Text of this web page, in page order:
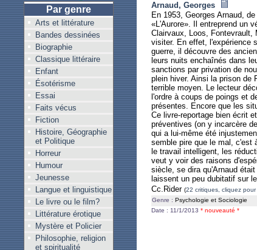
Par genre
Arts et littérature
Bandes dessinées
Biographie
Classique littéraire
Enfant
Ésotérisme
Essai
Faits vécus
Fiction
Histoire, Géographie
et Politique
Horreur
Humour
Jeunesse
Langue et linguistique
Le livre ou le film?
Littérature érotique
Mystère et Policier
Philosophie, religion
et spiritualité
Arnaud, Georges
En 1953, Georges Arnaud,
«L'Aurore». Il entreprend un
Clairvaux, Loos, Fontevrault,
visiter. En effet, l'expérience
guerre, il découvre des
leurs nuits enchaînés dans
sanctions par privation de
plein hiver. Ainsi la prison de
terrible moyen. Le lecteur
l'ordre à coups de poings et
présentes. Encore que les
Ce livre-reportage bien écrit
préventives (on y incarcère
qui a lui-même été
semble pire que le mal, c'est
le travail intelligent, les
veut y voir des raisons
siècle, se dira qu'Arnaud
laissent un peu dubitatif sur
Cc.Rider (22 critiques, cliquez pour
Genre : Psychologie et Sociologie
Date : 11/1/2013 * nouveauté *